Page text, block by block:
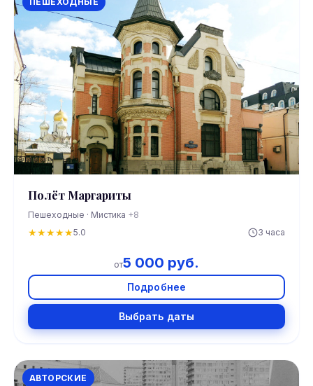
Полёт Маргариты
Пешеходные · Мистика +8
★★★★★5.0 3 часа
от5 000 руб.
Подробнее
Выбрать даты
АВТОРСКИЕ